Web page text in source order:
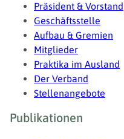
Präsident & Vorstand
Geschäftsstelle
Aufbau & Gremien
Mitglieder
Praktika im Ausland
Der Verband
Stellenangebote
Publikationen